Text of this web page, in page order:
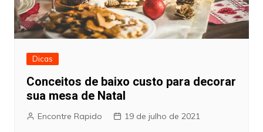
Dicas
Conceitos de baixo custo para decorar
sua mesa de Natal
Encontre Rapido 19 de julho de 2021